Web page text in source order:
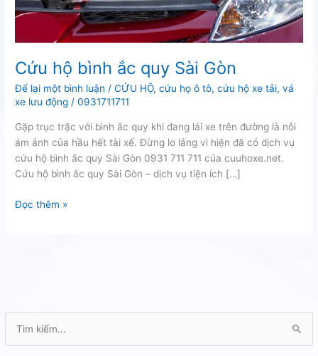
Cứu hộ bình ắc quy Sài Gòn
Để lại một bình luận /CỨU HỘ,cứu họ ô tô,cứu hộ xe tải,vá
xe lưu động /0931711711
Gặp trục trặc với bình ắc quy khi đang lái xe trên đường là nỗi
ám ảnh của hầu hết tài xế. Đừng lo lắng vì hiện đã có dịch vụ
cứu hộ bình ắc quy Sài Gòn 0931 711 711 của cuuhoxe.net.
Cứu hộ bình ắc quy Sài Gòn – dịch vụ tiện ích […]
Cứu
Đọc thêm »